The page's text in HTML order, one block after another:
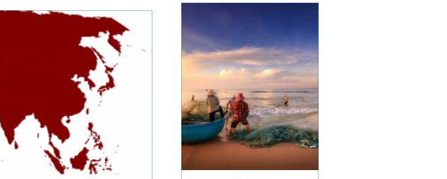
strande, frodige
regnskove,
dybhavsdykning og en
unik kulturel arv. Denne
artikel tage...